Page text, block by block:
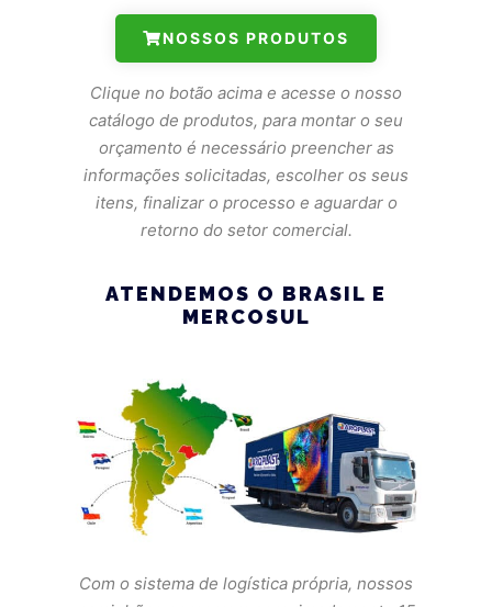
NOSSOS PRODUTOS
Clique no botão acima e acesse o nosso
catálogo de produtos, para montar o seu
orçamento é necessário preencher as
informações solicitadas, escolher os seus
itens, finalizar o processo e aguardar o
retorno do setor comercial.
ATENDEMOS O BRASIL E
MERCOSUL
Com o sistema de logística própria, nossos